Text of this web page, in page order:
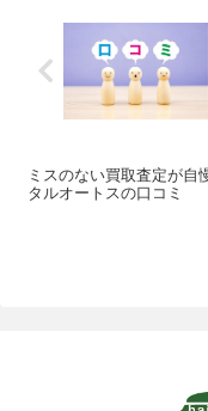
ミスのない買取査定が自
タルオートスの口コミ